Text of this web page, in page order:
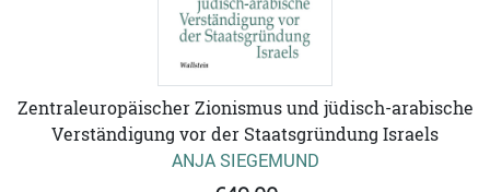
Zentraleuropäischer Zionismus und jüdisch-arabische
Verständigung vor der Staatsgründung Israels
ANJA SIEGEMUND